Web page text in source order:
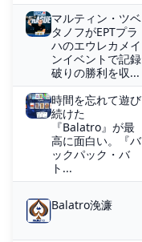
マルティン・ツベ
タノフがEPTプラ
ハのエウレカメイ
ンイベントで記録
破りの勝利を収...
時間を忘れて遊び
続けた
『Balatro』が最
高に面白い。『バ
ックパック・バ
ト...
Balatro浼濂